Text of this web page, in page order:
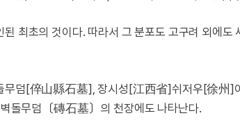
된 최초의 것이다. 따라서 그 분포도 고구려 외에도
무덤[倅山縣石墓], 장시성[江西省]쉬저우[徐州]
돌무덤〔磚石墓〕의 천장에도 나타난다.